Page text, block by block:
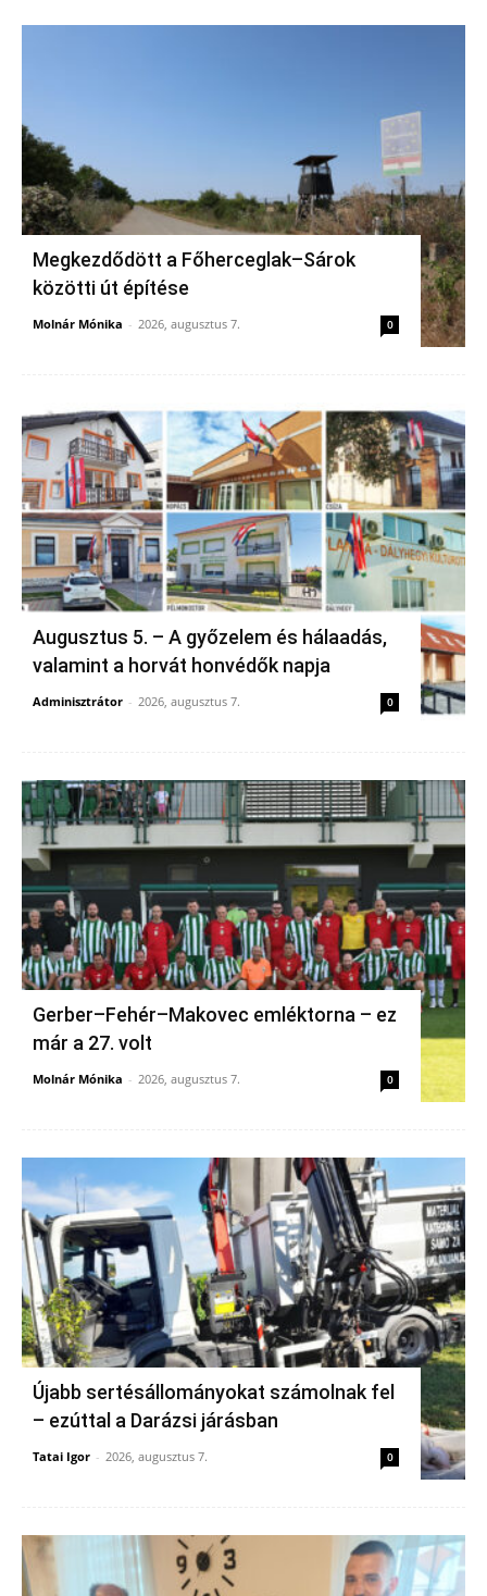
Megkezdődött a Főherceglak–Sárok
közötti út építése
Molnár Mónika - 2026, augusztus 7. 0
Augusztus 5. – A győzelem és hálaadás,
valamint a horvát honvédők napja
Adminisztrátor - 2026, augusztus 7. 0
Gerber–Fehér–Makovec emléktorna – ez
már a 27. volt
Molnár Mónika - 2026, augusztus 7. 0
Újabb sertésállományokat számolnak fel
– ezúttal a Darázsi járásban
Tatai Igor - 2026, augusztus 7. 0